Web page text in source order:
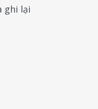
ghi lại